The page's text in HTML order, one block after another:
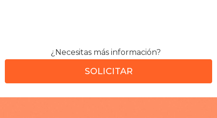
¿Necesitas más información?
SOLICITAR